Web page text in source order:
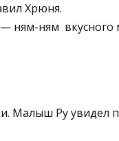
Хрюня.
ням-ням ­ вкусного
Малыш Ру увидел